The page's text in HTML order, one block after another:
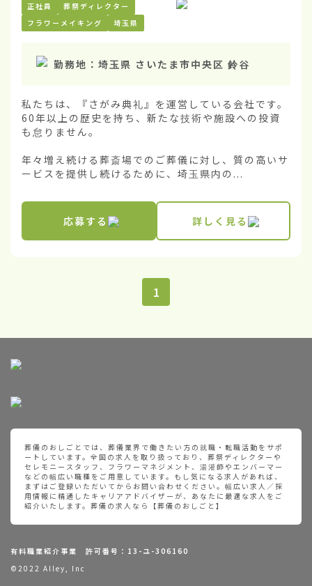
正社員
葬祭ディレクター
フラワーメイキング
埼玉県
勤務地： 埼玉県 さいたま市中央区 鈴谷
私たちは、『さがみ典礼』を運営している会社です。
60年以上の歴史を持ち、新たな技術や施設への投資
も怠りません。
年々増え続ける葬斎場でのご葬儀に対し、質の高いサ
ービスを提供し続けるために、埼玉県内の...
応募する 詳しく見る
1
葬儀のおしごとでは、葬儀業界で働きたい方の就職・転職活動をサポ
ートしています。全国の求人を取り扱っており、葬祭ディレクターや
セレモニースタッフ、フラワーマネジメント、湯灌師やエンバーマー
などの幅広い職種をご用意しています。もし気になる求人があれば、
まずはご登録いただいてからお問い合わせください。幅広い求人／採
用情報に精通したキャリアアドバイザーが、あなたに最適な求人をご
紹介いたします。葬儀の求人なら【葬儀のおしごと】
有料職業紹介事業 許可番号：13-ユ-306160
©2022 Alley, Inc